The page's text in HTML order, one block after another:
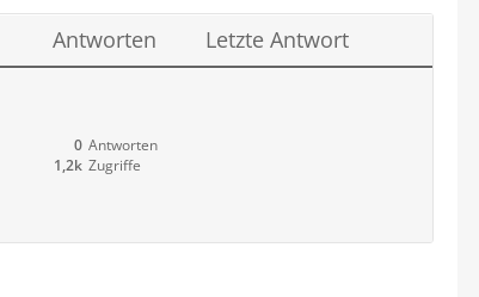
Antworten
Letzte Antwort
Antworten
0
Zugriffe
1,2k